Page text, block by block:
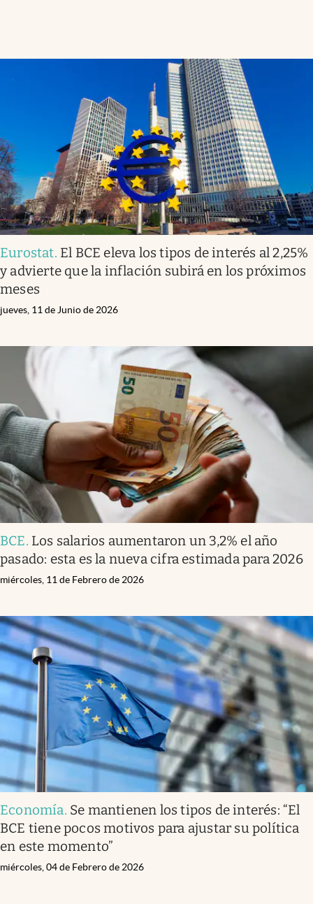
Eurostat. El BCE eleva los tipos de interés al 2,25%
y advierte que la inflación subirá en los próximos
meses
jueves, 11 de Junio de 2026
BCE. Los salarios aumentaron un 3,2% el año
pasado: esta es la nueva cifra estimada para 2026
miércoles, 11 de Febrero de 2026
Economía. Se mantienen los tipos de interés: “El
BCE tiene pocos motivos para ajustar su política
en este momento”
miércoles, 04 de Febrero de 2026